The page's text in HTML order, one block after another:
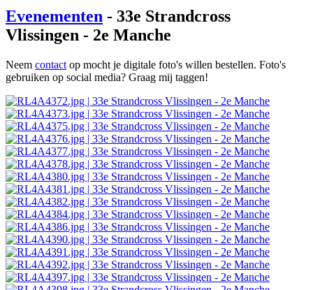
Evenementen - 33e Strandcross
Vlissingen - 2e Manche
Neem contact op mocht je digitale foto's willen bestellen. Foto's
gebruiken op social media? Graag mij taggen!